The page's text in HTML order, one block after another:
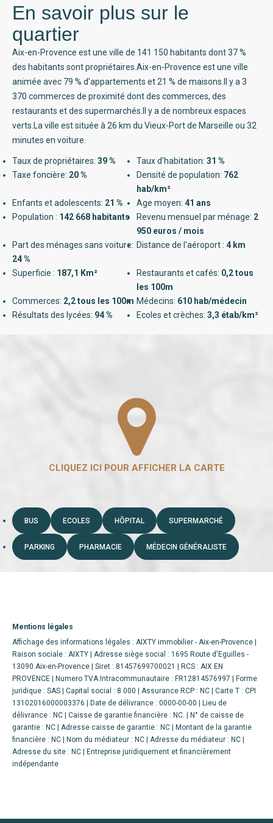
En savoir plus sur le
quartier
Aix-en-Provence est une ville de 141 150 habitants dont 37 %
des habitants sont propriétaires.Aix-en-Provence est une ville
animée avec 79 % d'appartements et 21 % de maisons.Il y a 3
370 commerces de proximité dont des commerces, des
restaurants et des supermarchés.Il y a de nombreux espaces
verts.La ville est située à 26 km du Vieux-Port de Marseille ou 32
minutes en voiture.
Taux de propriétaires: 39 % Taux d'habitation: 31 %
Taxe foncière: 20 % Densité de population: 762
hab/km²
Enfants et adolescents: 21 % Age moyen: 41 ans
Population : 142 668 habitants Revenu mensuel par ménage: 2
950 euros / mois
Part des ménages sans voiture:
24 %
Distance de l'aéroport : 4 km
Superficie : 187,1 Km² Restaurants et cafés: 0,2 tous
les 100m
Commerces: 2,2 tous les 100m Médecins: 610 hab/médecin
Résultats des lycées: 94 % Ecoles et crèches: 3,3 étab/km²
BUS ECOLES HÔPITAL SUPERMARCHÉ
PARKING PHARMACIE MÉDECIN GÉNÉRALISTE
Mentions légales
Affichage des informations légales : AIXTY immobilier - Aix-en-Provence |
Raison sociale : AIXTY | Adresse siège social : 1695 Route d'Eguilles -
13090 Aix-en-Provence | Siret : 81457699700021 | RCS : AIX EN
PROVENCE | Numero TVA Intracommunautaire : FR12814576997 | Forme
juridique : SAS | Capital social : 8 000 | Assurance RCP : NC | Carte T : CPI
13102016000003376 | Date de délivrance : 0000-00-00 | Lieu de
délivrance : NC | Caisse de garantie financière : NC. | N° de caisse de
garantie : NC | Adresse caisse de garantie : NC | Montant de la garantie
financière : NC | Nom du médiateur : NC | Adresse du médiateur : NC |
Adresse du site : NC |
Entreprise juridiquement et financièrement
indépendante